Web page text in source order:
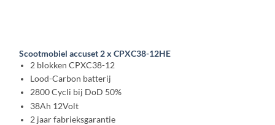
Scootmobiel accuset 2 x CPXC38-12HE
2 blokken CPXC38-12
Lood-Carbon batterij
2800 Cycli bij DoD 50%
38Ah 12Volt
2 jaar fabrieksgarantie